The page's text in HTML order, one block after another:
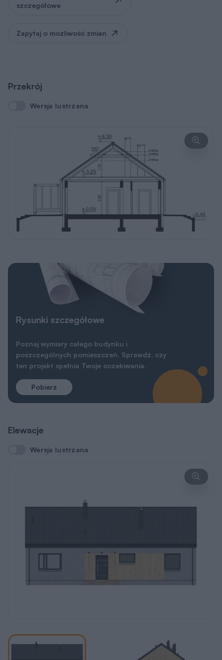
szczegółowe
Zapytaj o możliwość zmian
Przekrój
Wersja lustrzana
Wersja lustrzana
Rysunki szczegółowe
Poznaj wymiary całego budynku i
poszczególnych pomieszczeń. Sprawdź, czy
ten projekt spełnia Twoje oczekiwania.
Pobierz
Elewacje
Wersja lustrzana
Wersja lustrzana